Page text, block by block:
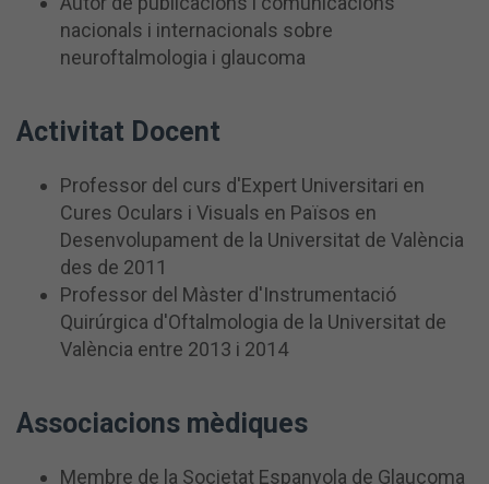
nacionals i internacionals sobre
neuroftalmologia i glaucoma
Activitat Docent
Professor del curs d'Expert Universitari en
Cures Oculars i Visuals en Països en
Desenvolupament de la Universitat de València
des de 2011
Professor del Màster d'Instrumentació
Quirúrgica d'Oftalmologia de la Universitat de
València entre 2013 i 2014
Associacions mèdiques
Membre de la Societat Espanyola de Glaucoma